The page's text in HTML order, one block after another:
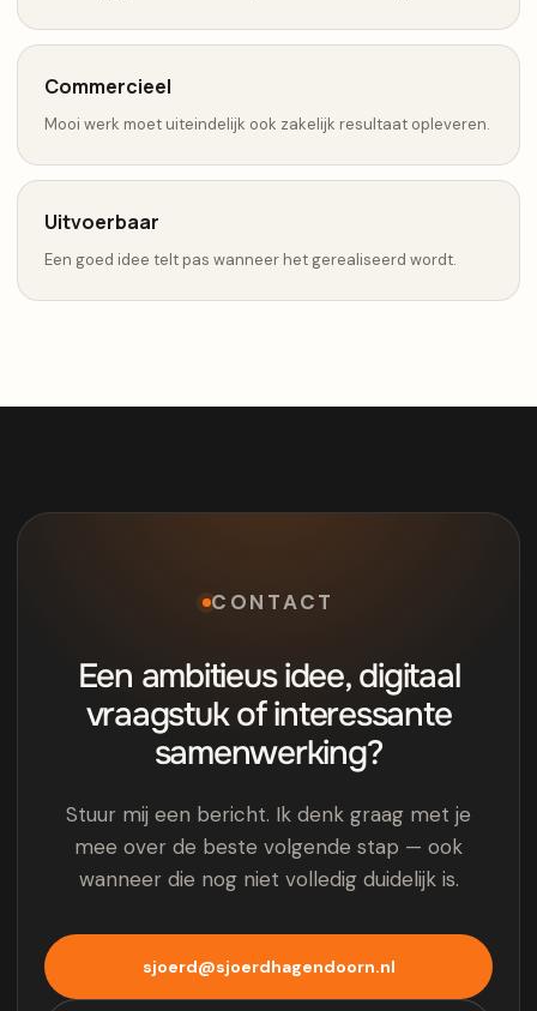
Commercieel
Mooi werk moet uiteindelijk ook zakelijk resultaat opleveren.
Uitvoerbaar
Een goed idee telt pas wanneer het gerealiseerd wordt.
CONTACT
Een ambitieus idee, digitaal
vraagstuk of interessante
samenwerking?
Stuur mij een bericht. Ik denk graag met je
mee over de beste volgende stap — ook
wanneer die nog niet volledig duidelijk is.
sjoerd@sjoerdhagendoorn.nl